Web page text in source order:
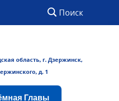
Поиск
область, г. Дзержинск,
д. 1
Главы